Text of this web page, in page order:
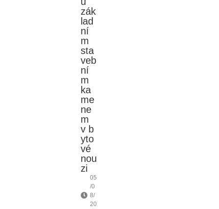
zák
lad
ní
m
sta
veb
ní
m
ka
me
ne
m
v b
yto
vé
nou
zi
05
/0
8/
20